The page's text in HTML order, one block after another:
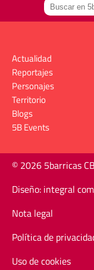
Actualidad
Reportajes
Personajes
Territorio
Blogs
5B Events
© 2026 5barricas CB
Diseño: integral
Nota legal
Política de
Uso de cookies